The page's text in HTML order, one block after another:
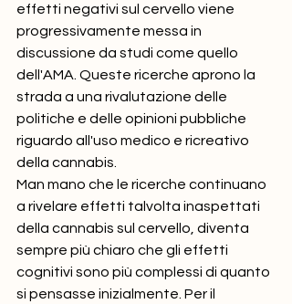
effetti negativi sul cervello viene
progressivamente messa in
discussione da studi come quello
dell'AMA. Queste ricerche aprono la
strada a una rivalutazione delle
politiche e delle opinioni pubbliche
riguardo all'uso medico e ricreativo
della cannabis.
Man mano che le ricerche continuano
a rivelare effetti talvolta inaspettati
della cannabis sul cervello, diventa
sempre più chiaro che gli effetti
cognitivi sono più complessi di quanto
si pensasse inizialmente. Per il